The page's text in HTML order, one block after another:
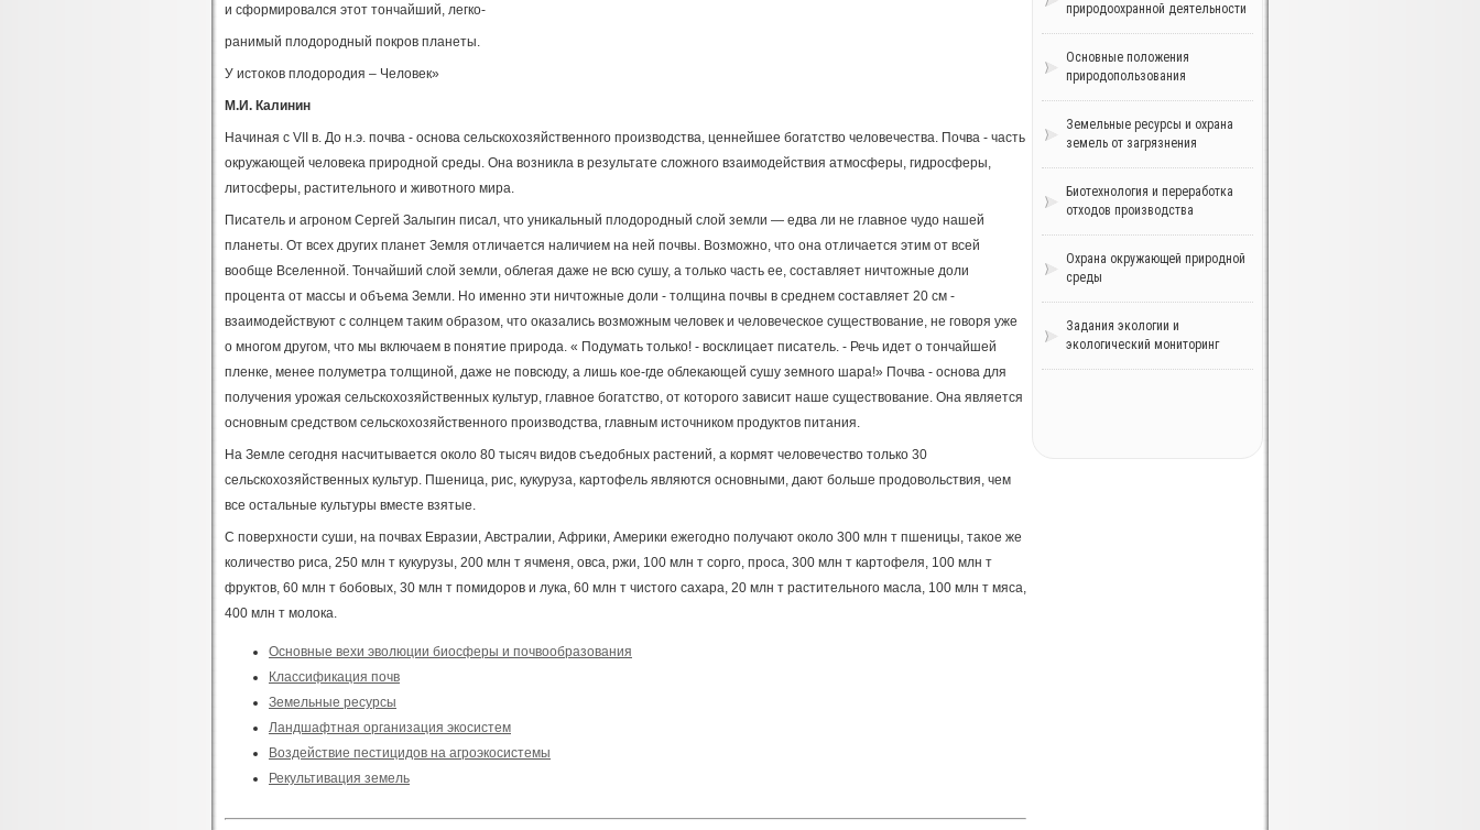
природоохранной деятельности
Основные положения
природопользования
Земельные ресурсы и охрана
земель от загрязнения
Биотехнология и переработка
отходов производства
Охрана окружающей природной
среды
Задания экологии и
экологический мониторинг
и сформировался этот тончайший, легко-
ранимый плодородный покров планеты.
У истоков плодородия – Человек»
М.И. Калинин
Начиная с VII в. До н.э. почва - основа сельскохозяйственного производства, ценнейшее богатство человечества. Почва - часть
окружающей человека природной среды. Она возникла в результате сложного взаимодействия атмосферы, гидросферы,
литосферы, растительного и животного мира.
Писатель и агроном Сергей Залыгин писал, что уникальный плодородный слой земли — едва ли не главное чудо нашей
планеты. От всех других планет Земля отличается наличием на ней почвы. Возможно, что она отличается этим от всей
вообще Вселенной. Тончайший слой земли, облегая даже не всю сушу, а только часть ее, составляет ничтожные доли
процента от массы и объема Земли. Но именно эти ничтожные доли - толщина почвы в среднем составляет 20 см -
взаимодействуют с солнцем таким образом, что оказались возможным человек и человеческое существование, не говоря уже
о многом другом, что мы включаем в понятие природа. « Подумать только! - восклицает писатель. - Речь идет о тончайшей
пленке, менее полуметра толщиной, даже не повсюду, а лишь кое-где облекающей сушу земного шара!» Почва - основа для
получения урожая сельскохозяйственных культур, главное богатство, от которого зависит наше существование. Она является
основным средством сельскохозяйственного производства, главным источником продуктов питания.
На Земле сегодня насчитывается около 80 тысяч видов съедобных растений, а кормят человечество только 30
сельскохозяйственных культур. Пшеница, рис, кукуруза, картофель являются основными, дают больше продовольствия, чем
все остальные культуры вместе взятые.
C поверхности суши, на почвах Евразии, Австралии, Африки, Америки ежегодно получают около 300 млн т пшеницы, такое же
количество риса, 250 млн т кукурузы, 200 млн т ячменя, овса, ржи, 100 млн т сорго, проса, 300 млн т картофеля, 100 млн т
фруктов, 60 млн т бобовых, 30 млн т помидоров и лука, 60 млн т чистого сахара, 20 млн т растительного масла, 100 млн т мяса,
400 млн т молока.
Основные вехи эволюции биосферы и почвообразования
Классификация почв
Земельные ресурсы
Ландшафтная организация экосистем
Воздействие пестицидов на агроэкосистемы
Рекультивация земель